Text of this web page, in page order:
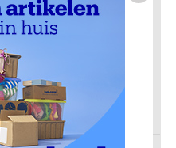
over import van een
AmsterdamNoord com